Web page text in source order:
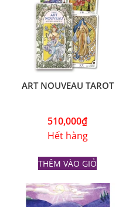
ART NOUVEAU TAROT
510,000₫
Hết hàng
THÊM VÀO GIỎ